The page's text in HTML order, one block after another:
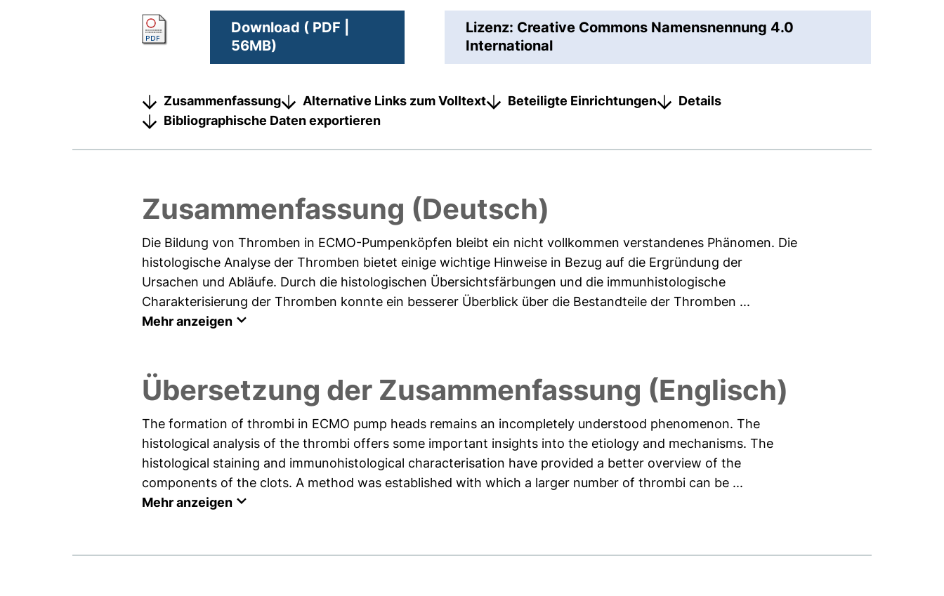
Download ( PDF |
56MB)
Lizenz: Creative Commons Namensnennung 4.0
International
Zusammenfassung Alternative Links zum Volltext Beteiligte Einrichtungen
Details
Bibliographische Daten exportieren
Zusammenfassung (Deutsch)
Die Bildung von Thromben in ECMO-Pumpenköpfen bleibt ein nicht vollkommen verstandenes Phänomen. Die
histologische Analyse der Thromben bietet einige wichtige Hinweise in Bezug auf die Ergründung der
Ursachen und Abläufe. Durch die histologischen Übersichtsfärbungen und die immunhistologische
Charakterisierung der Thromben konnte ein besserer Überblick über die Bestandteile der Thromben ...
Mehr anzeigen
Übersetzung der Zusammenfassung (Englisch)
The formation of thrombi in ECMO pump heads remains an incompletely understood phenomenon. The
histological analysis of the thrombi offers some important insights into the etiology and mechanisms. The
histological staining and immunohistological characterisation have provided a better overview of the
components of the clots. A method was established with which a larger number of thrombi can be ...
Mehr anzeigen